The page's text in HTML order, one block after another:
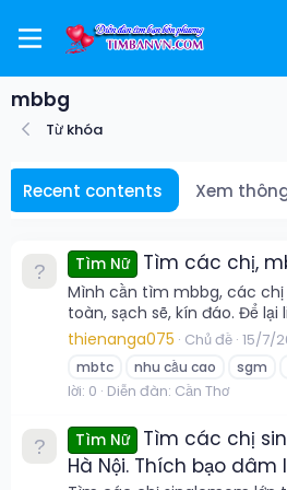
mbbg
Từ khóa
Recent contents Xem
Tìm Nữ Tìm các chị,
Mình cần tìm mbbg, các chị
toàn, sạch sẽ, kín đáo. Để lại
thienanga075 Chủ đề 15/7/
mbtc
nhu cầu cao sgm
lời: 0 Diễn đàn: Cần Thơ
Tìm Nữ
Tìm các chị
Hà Nội. Thích bạo